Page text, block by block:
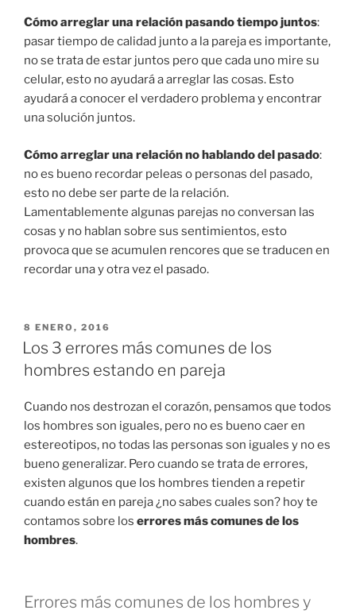
Cómo arreglar una relación pasando tiempo juntos:
pasar tiempo de calidad junto a la pareja es importante,
no se trata de estar juntos pero que cada uno mire su
celular, esto no ayudará a arreglar las cosas. Esto
ayudará a conocer el verdadero problema y encontrar
una solución juntos.
Cómo arreglar una relación no hablando del pasado:
no es bueno recordar peleas o personas del pasado,
esto no debe ser parte de la relación.
Lamentablemente algunas parejas no conversan las
cosas y no hablan sobre sus sentimientos, esto
provoca que se acumulen rencores que se traducen en
recordar una y otra vez el pasado.
PUBLICADO
EN
8 ENERO, 2016
Los 3 errores más comunes de los
hombres estando en pareja
Cuando nos destrozan el corazón, pensamos que todos
los hombres son iguales, pero no es bueno caer en
estereotipos, no todas las personas son iguales y no es
bueno generalizar. Pero cuando se trata de errores,
existen algunos que los hombres tienden a repetir
cuando están en pareja ¿no sabes cuales son? hoy te
contamos sobre los errores más comunes de los
hombres.
Errores más comunes de los hombres y